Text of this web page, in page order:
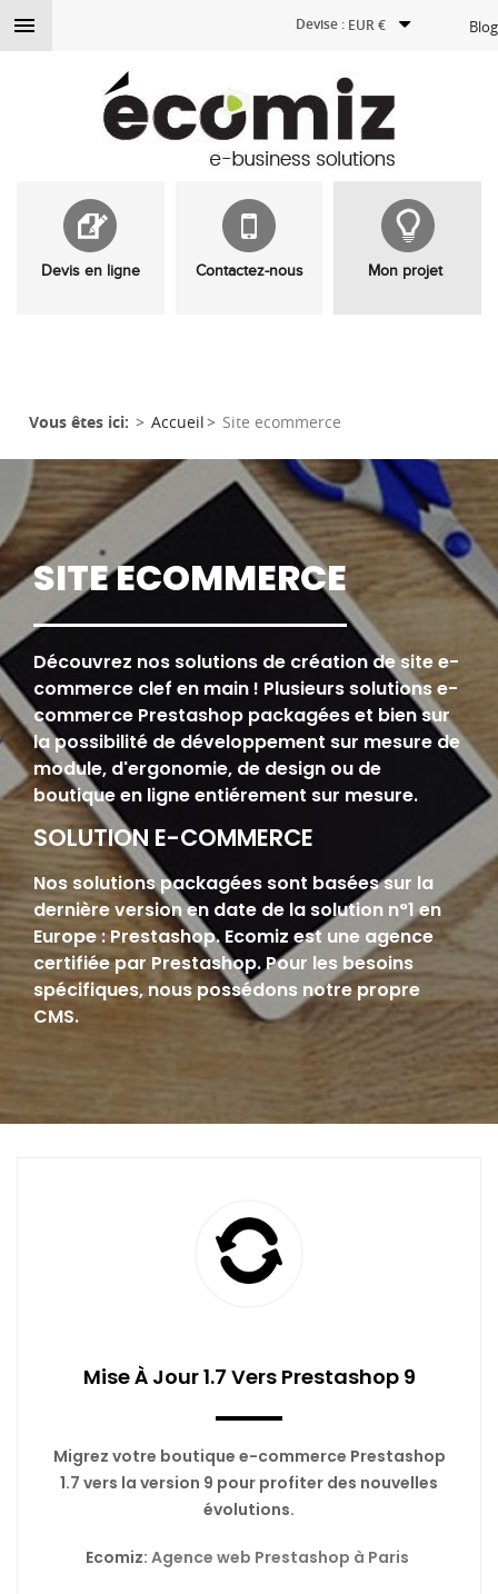
Devise : EUR € Blog

Devis en ligne Contactez-nous Mon projet
Vous êtes ici: Accueil Site ecommerce
SITE ECOMMERCE
Découvrez nos solutions de création de site e-
commerce clef en main ! Plusieurs solutions e-
commerce Prestashop packagées et bien sur
la possibilité de développement sur mesure de
module, d'ergonomie, de design ou de
boutique en ligne entiérement sur mesure.
SOLUTION E-COMMERCE
Nos solutions packagées sont basées sur la
dernière version en date de la solution n°1 en
Europe : Prestashop. Ecomiz est une agence
certifiée par Prestashop. Pour les besoins
spécifiques, nous possédons notre propre
CMS.
Mise À Jour 1.7 Vers Prestashop 9
Migrez votre boutique e-commerce Prestashop
1.7 vers la version 9 pour profiter des nouvelles
évolutions.
Ecomiz: Agence web Prestashop à Paris